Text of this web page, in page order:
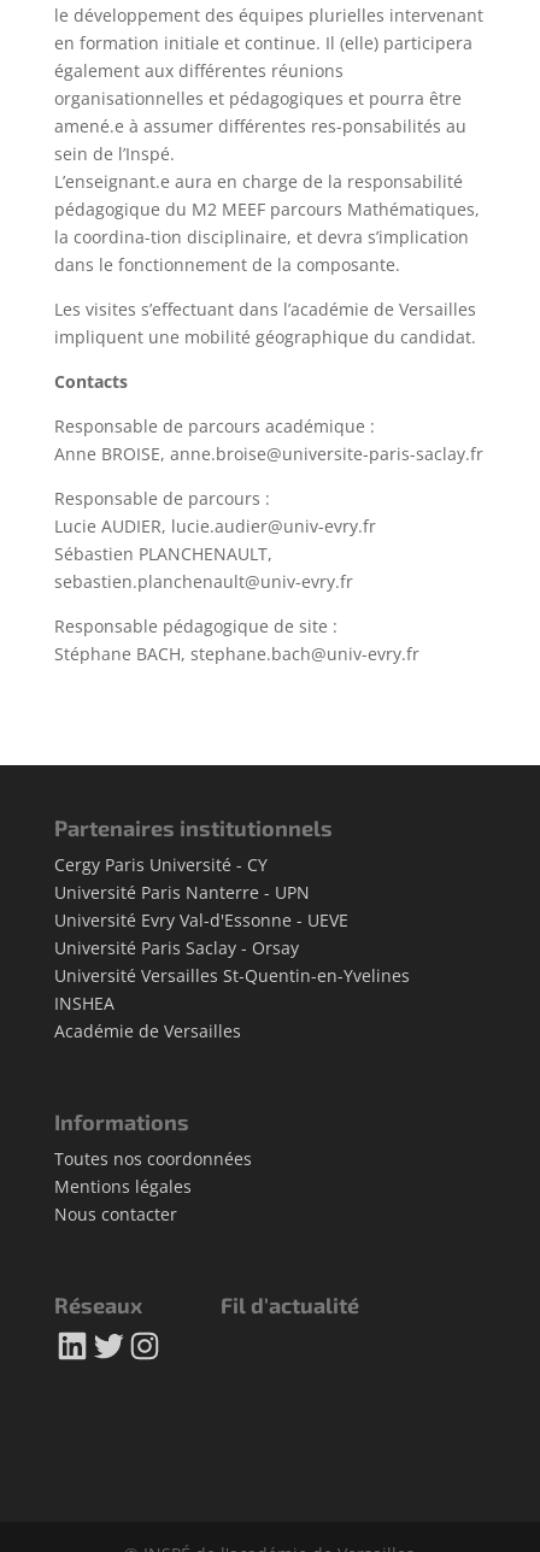
le développement des équipes plurielles intervenant
en formation initiale et continue. Il (elle) participera
également aux différentes réunions
organisationnelles et pédagogiques et pourra être
amené.e à assumer différentes res-ponsabilités au
sein de l’Inspé.
L’enseignant.e aura en charge de la responsabilité
pédagogique du M2 MEEF parcours Mathématiques,
la coordina-tion disciplinaire, et devra s’implication
dans le fonctionnement de la composante.
Les visites s’effectuant dans l’académie de Versailles
impliquent une mobilité géographique du candidat.
Contacts
Responsable de parcours académique :
Anne BROISE, anne.broise@universite-paris-saclay.fr
Responsable de parcours :
Lucie AUDIER, lucie.audier@univ-evry.fr
Sébastien PLANCHENAULT,
sebastien.planchenault@univ-evry.fr
Responsable pédagogique de site :
Stéphane BACH, stephane.bach@univ-evry.fr
Partenaires institutionnels
Cergy Paris Université - CY
Université Paris Nanterre - UPN
Université Evry Val-d'Essonne - UEVE
Université Paris Saclay - Orsay
Université Versailles St-Quentin-en-Yvelines
INSHEA
Académie de Versailles
Informations
Toutes nos coordonnées
Mentions légales
Nous contacter
Réseaux
LinkedIn
TwitterInstagram
Fil d'actualité